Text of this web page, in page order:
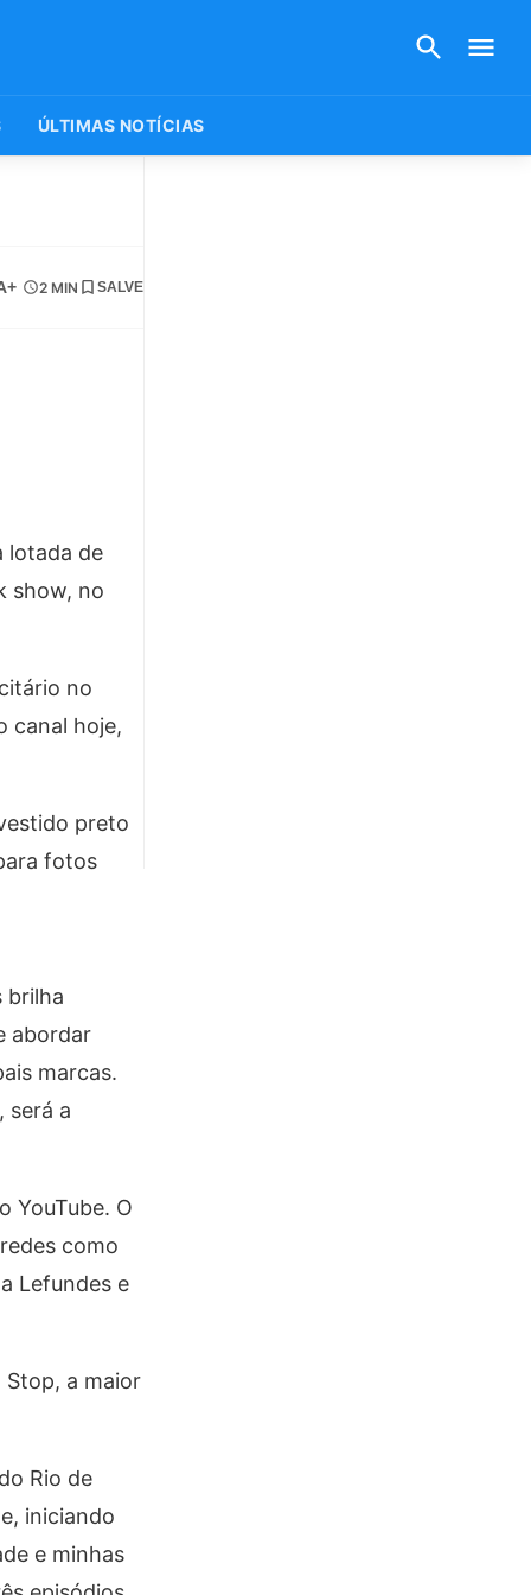
ÚLTIMAS NOTÍCIAS
2 MIN SALVE
lotada de
show, no
no
canal hoje,
preto
fotos
brilha
abordar
marcas.
será a
YouTube. O
como
Lefundes e
Stop, a maior
Rio de
iniciando
e minhas